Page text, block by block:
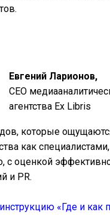
Евгений Ларионов,
CEO
агентства Ex Libris
которые
как
с оценкой
и PR.
«Где и как